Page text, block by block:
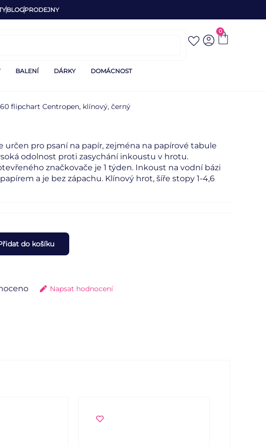
BLOGPRODEJNY
0
BALENÍ DÁRKY DOMÁCNOST
flipchart Centropen, klínový, černý
určen pro psaní na papír, zejména na papírové tabule
odolnost proti zasychání inkoustu v hrotu.
značkovače je 1 týden. Inkoust na vodní bázi
a je bez zápachu. Klínový hrot, šíře stopy 1-4,6
do košíku
Napsat hodnocení